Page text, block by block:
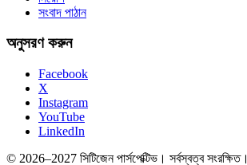
সংবাদ পাঠান
অনুসরণ করুন
Facebook
X
Instagram
YouTube
LinkedIn
© 2026–2027 সিটিজেন পার্সপেক্টিভ। সর্বস্বত্ব সংরক্ষিত।